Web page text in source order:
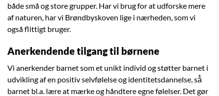
både små og store grupper. Har vi brug for at udforske mere
af naturen, har vi Brøndbyskoven lige i nærheden, som vi
også flittigt bruger.
Anerkendende tilgang til børnene
Vi anerkender barnet som et unikt individ og støtter barnet i
udvikling af en positiv selvfølelse og identitetsdannelse, så̊
barnet bl.a. lære at mærke og håndtere egne følelser. Det gør